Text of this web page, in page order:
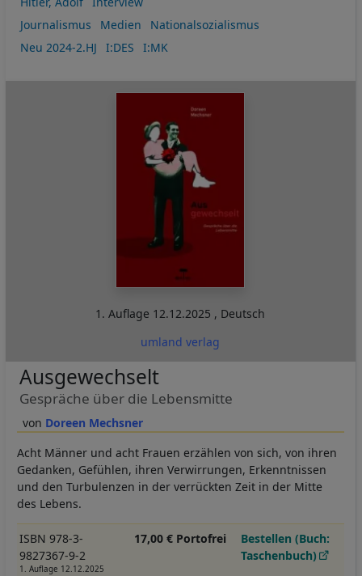
Journalismus
Medien
Nationalsozialismus
Neu 2024-2.HJ
I:DES I:MK
1. Auflage 12.12.2025 , Deutsch
umland verlag
Doreen Mechsner
Ausgewechselt
Gespräche über die Lebensmitte
Acht Männer und acht Frauen erzählen von sich, von ihren
Gedanken, Gefühlen, ihren Verwirrungen, Erkenntnissen
und den Turbulenzen in der verrückten Zeit in der Mitte
des Lebens.
ISBN 978-3-
9827367-9-2
1. Auflage 12.12.2025
17,00 € Portofrei
Bestellen (Buch:
Taschenbuch)